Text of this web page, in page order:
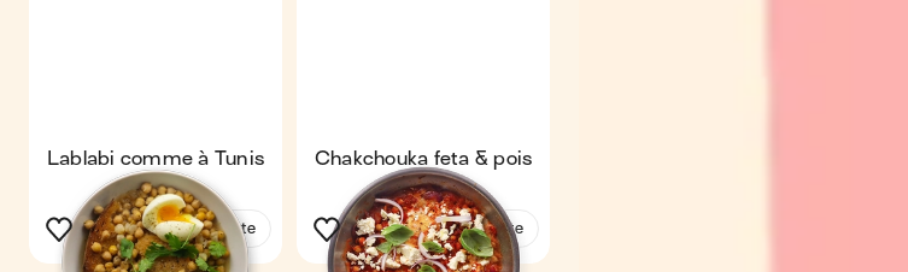
Lablabi comme à Tunis
Voir la recette
Chakchouka feta & pois
chiches
Voir la recette